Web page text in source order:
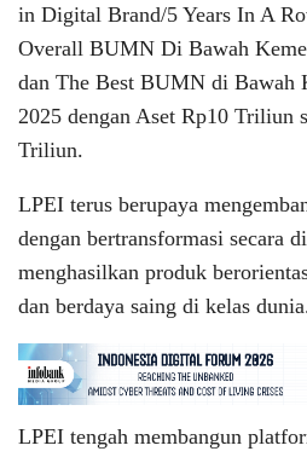
in Digital Brand/5 Years In A
Overall BUMN Di Bawah
dan The Best BUMN di Bawah
2025 dengan Aset Rp10 Triliun
Triliun.
LPEI terus berupaya
dengan bertransformasi secara
menghasilkan produk
dan berdaya saing di kelas
LPEI tengah membangun